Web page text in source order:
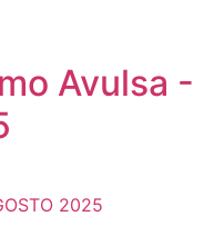
Avulsa -